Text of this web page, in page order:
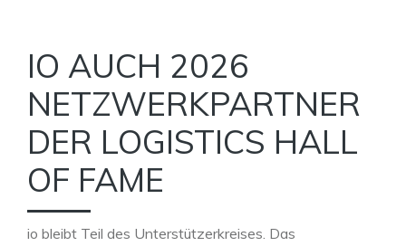
IO AUCH 2026
NETZWERKPARTNER
DER LOGISTICS HALL
OF FAME
io bleibt Teil des Unterstützerkreises. Das